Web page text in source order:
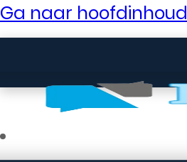
Ga naar hoofdinhoud